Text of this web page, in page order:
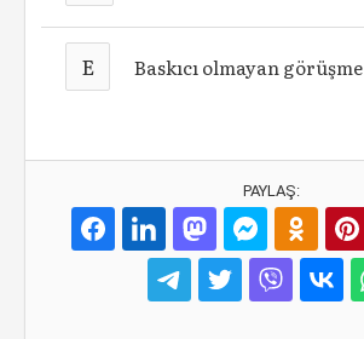
E Baskıcı olmayan görüşme
PAYLAŞ: